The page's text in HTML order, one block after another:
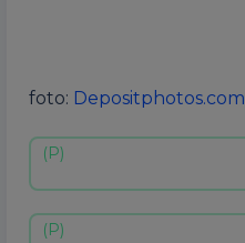
foto: Depositphotos.com